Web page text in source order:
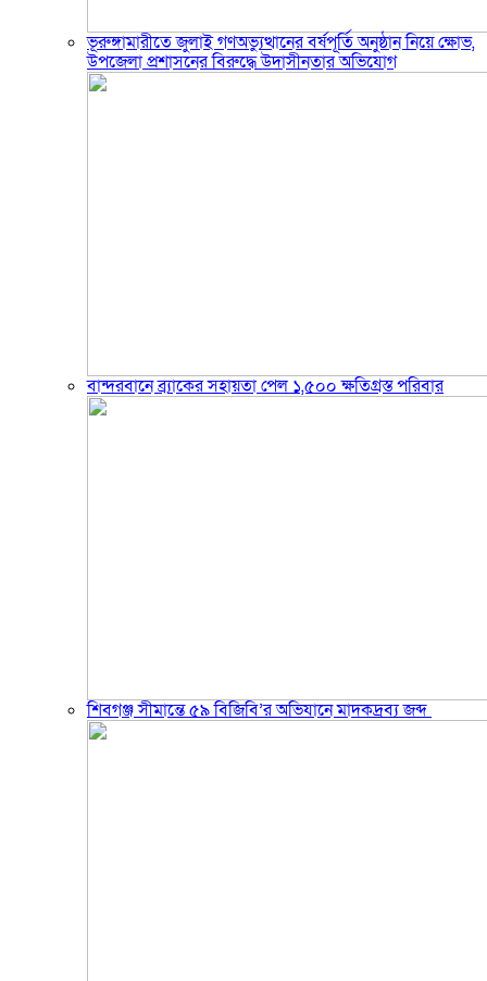
ভূরুঙ্গামারীতে জুলাই গণঅভ্যুত্থানের বর্ষপূর্তি অনুষ্ঠান নিয়ে ক্ষোভ,
উপজেলা প্রশাসনের বিরুদ্ধে উদাসীনতার অভিযোগ
বান্দরবানে ব্র্যাকের সহায়তা পেল ১,৫০০ ক্ষতিগ্রস্ত পরিবার
শিবগঞ্জ সীমান্তে ৫৯ বিজিবি’র অভিযানে মাদকদ্রব্য জব্দ ​